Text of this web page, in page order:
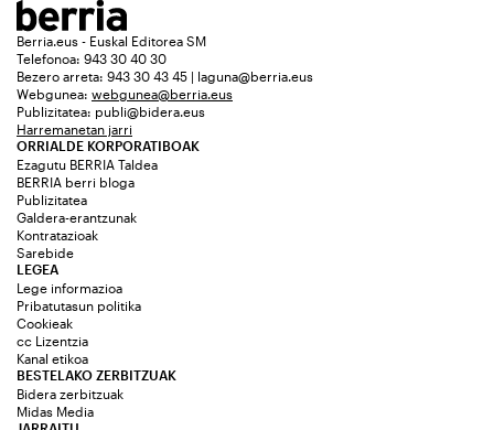
Berria.eus - Euskal Editorea SM
Telefonoa: 943 30 40 30
Bezero arreta: 943 30 43 45 | laguna@berria.eus
Webgunea: webgunea@berria.eus
Publizitatea: publi@bidera.eus
Harremanetan jarri
ORRIALDE KORPORATIBOAK
Ezagutu BERRIA Taldea
BERRIA berri bloga
Publizitatea
Galdera-erantzunak
Kontratazioak
Sarebide
LEGEA
Lege informazioa
Pribatutasun politika
Cookieak
cc Lizentzia
Kanal etikoa
BESTELAKO ZERBITZUAK
Bidera zerbitzuak
Midas Media